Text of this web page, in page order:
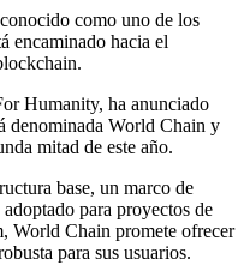
como uno de los
encaminado hacia el
Humanity, ha anunciado
denominada World Chain y
mitad de este año.
base, un marco de
para proyectos de
World Chain promete ofrecer
para sus usuarios.